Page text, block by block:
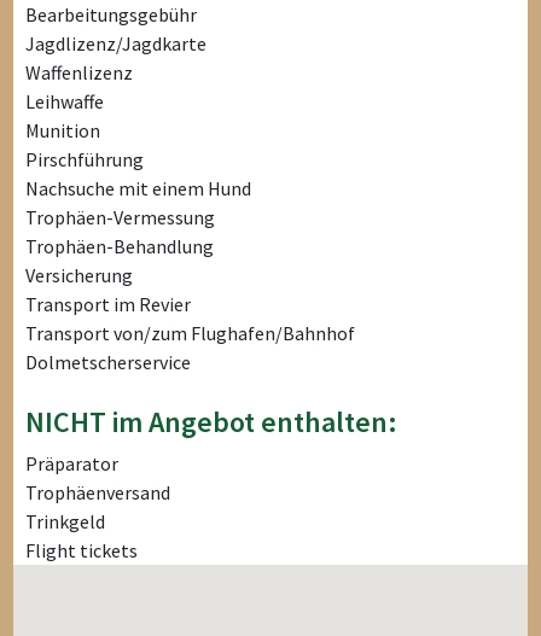
Bearbeitungsgebühr
Jagdlizenz/Jagdkarte
Waffenlizenz
Leihwaffe
Munition
Pirschführung
Nachsuche mit einem Hund
Trophäen-Vermessung
Trophäen-Behandlung
Versicherung
Transport im Revier
Transport von/zum Flughafen/Bahnhof
Dolmetscherservice
NICHT im Angebot enthalten:
Präparator
Trophäenversand
Trinkgeld
Flight tickets